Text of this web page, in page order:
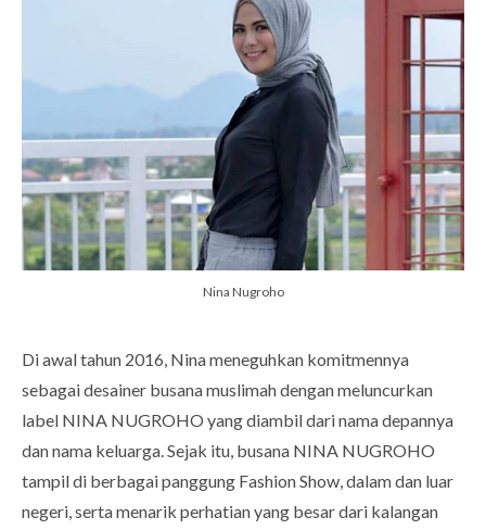
Nina Nugroho
Di awal tahun 2016, Nina meneguhkan komitmennya
sebagai desainer busana muslimah dengan meluncurkan
label NINA NUGROHO yang diambil dari nama depannya
dan nama keluarga. Sejak itu, busana NINA NUGROHO
tampil di berbagai panggung Fashion Show, dalam dan luar
negeri, serta menarik perhatian yang besar dari kalangan